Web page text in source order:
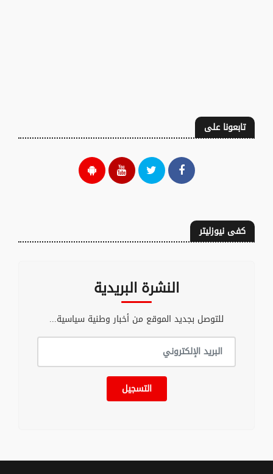
تابعونا على
كفى نيوزليتر
النشرة البريدية
للتوصل بجديد الموقع من أخبار وطنية سياسية...
التسجيل